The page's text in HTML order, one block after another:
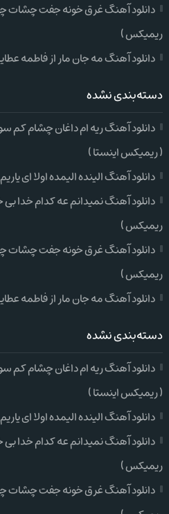
دانلود آهنگ غرق خونه جفت چشات
ریمیکس )
دانلود آهنگ مه جان مار از فاطمه
دسته‌بندی نشده
دانلود آهنگ ریه ام داغان چشام کم
( ریمیکس اینستا )
دانلود آهنگ الینده الیمده اولا ای
دانلود آهنگ نمیدانم عه کدام خدا بی
ریمیکس )
دانلود آهنگ غرق خونه جفت چشات
ریمیکس )
دانلود آهنگ مه جان مار از فاطمه
دسته‌بندی نشده
دانلود آهنگ ریه ام داغان چشام کم
( ریمیکس اینستا )
دانلود آهنگ الینده الیمده اولا ای
دانلود آهنگ نمیدانم عه کدام خدا بی
ریمیکس )
دانلود آهنگ غرق خونه جفت چشات